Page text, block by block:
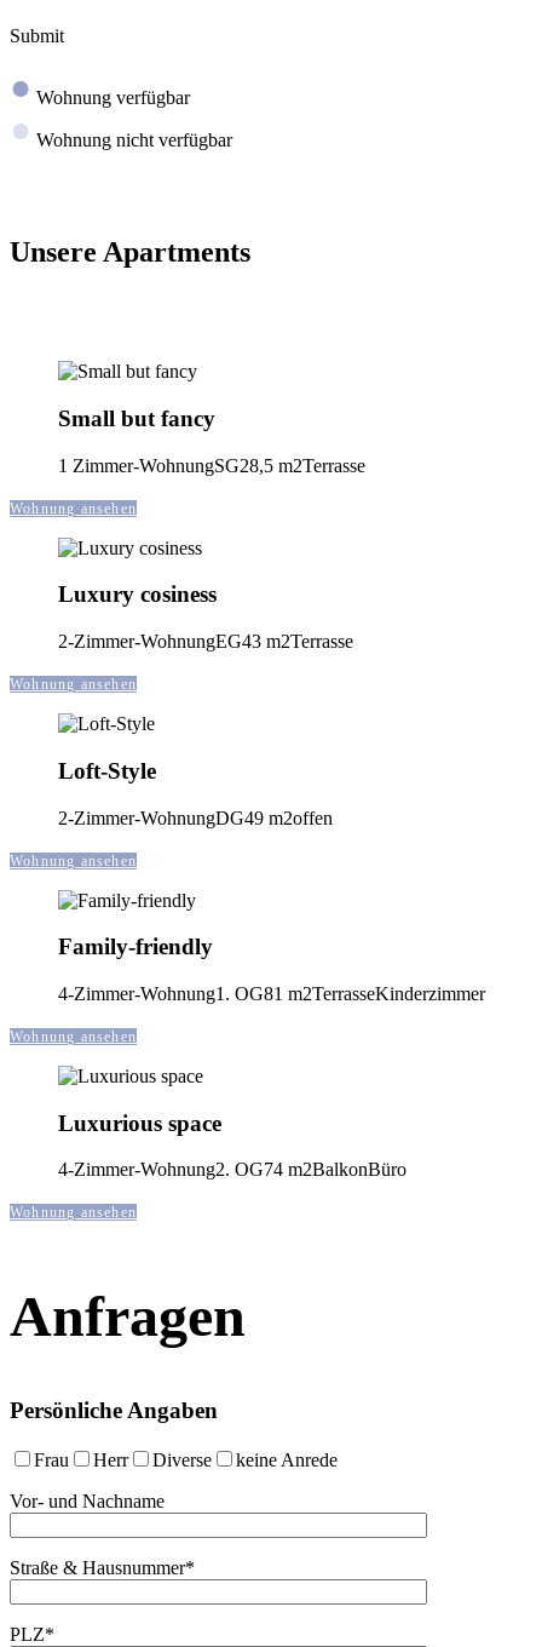
Submit
● Wohnung verfügbar
● Wohnung nicht verfügbar
Unsere Apartments
Small but fancy
1 Zimmer-WohnungSG28,5 m2Terrasse
Wohnung ansehen
Luxury cosiness
2-Zimmer-WohnungEG43 m2Terrasse
Wohnung ansehen
Loft-Style
2-Zimmer-WohnungDG49 m2offen
Wohnung ansehen
Family-friendly
4-Zimmer-Wohnung1. OG81 m2TerrasseKinderzimmer
Wohnung ansehen
Luxurious space
4-Zimmer-Wohnung2. OG74 m2BalkonBüro
Wohnung ansehen
Anfragen
Persönliche Angaben
Frau Herr Diverse
keine Anrede
Vor- und Nachname
Straße & Hausnummer*
PLZ*